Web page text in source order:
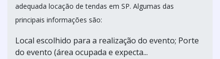
adequada locação de tendas em SP. Algumas das
principais informações são:
Local escolhido para a realização do evento; Porte
do evento (área ocupada e expecta...